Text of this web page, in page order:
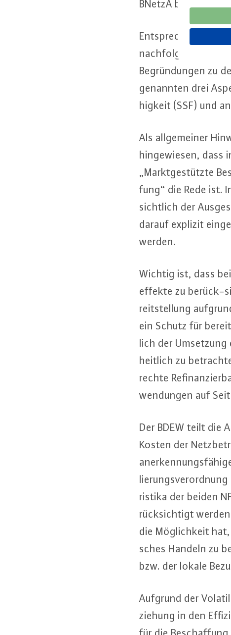
BNetzA bzgl. der
Ent­spre­chend der
nach­fol­gend
Be­grün­dun­gen zu
genannten drei
hig­keit (SSF) und
Als all­ge­mei­ner
hin­ge­wie­sen, dass
„Markt­ge­stütz­te
fung“ die Rede ist.
sicht­lich der
darauf explizit
werden.
Wichtig ist, dass
ef­fek­te zu be­rück-
reit­stel­lung
ein Schutz für
lich der
heit­lich zu
rech­te
wen­dun­gen auf
Der BDEW teilt die
Kosten der
ris­ti­ka der beiden
rück­sich­tigt
die Mög­lich­keit
sches Handeln zu
bzw. der lokale
Aufgrund der
zie­hung in den